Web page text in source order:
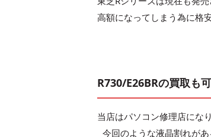
高額になってしまう為に格
R730/E26BRの買取も
当店はパソコン修理店にな
今回のような液晶割れが